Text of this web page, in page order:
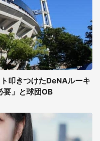
叩きつけたDeNAルーキ
要」と球団OB